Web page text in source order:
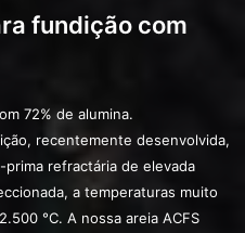
fundição com
72% de alumina.
recentemente desenvolvida,
refractária de elevada
a temperaturas muito
°C. A nossa areia ACFS